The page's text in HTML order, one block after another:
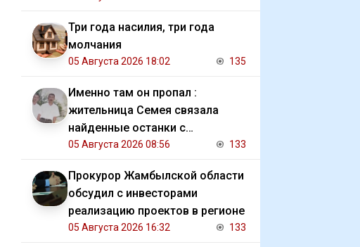
Три года насилия, три года
молчания
05 Августа 2026 18:02 135
Именно там он пропал :
жительница Семея связала
найденные останки с
исчезновением отца
05 Августа 2026 08:56 133
Прокурор Жамбылской области
обсудил с инвесторами
реализацию проектов в регионе
05 Августа 2026 16:32 133